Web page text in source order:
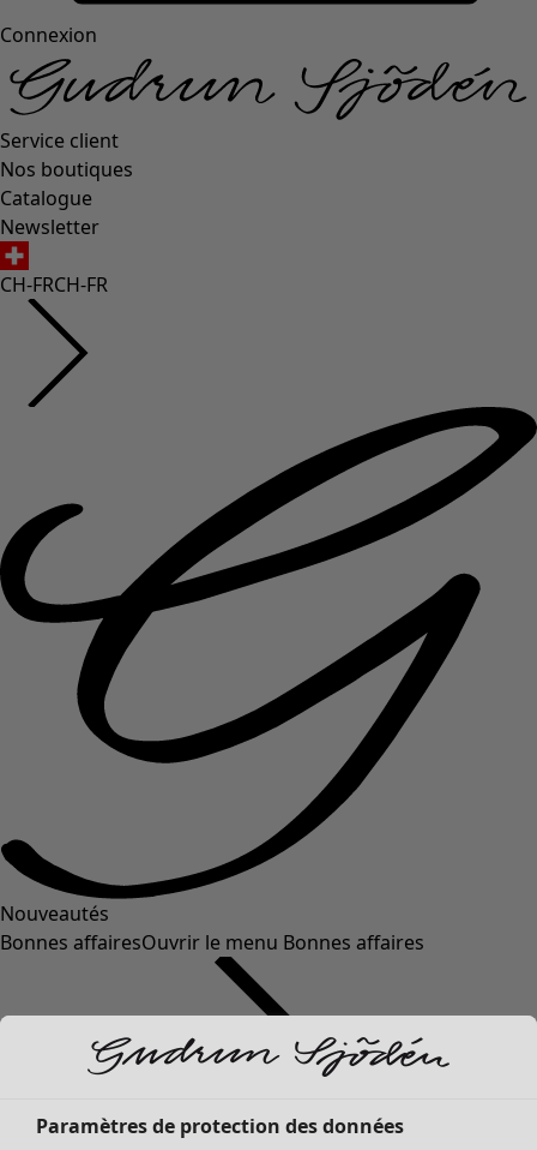
Connexion
Service client
Nos boutiques
Catalogue
Newsletter
CH-FRCH-FR
Nouveautés
Bonnes affairesOuvrir le menu Bonnes affaires
Paramètres de protection des données